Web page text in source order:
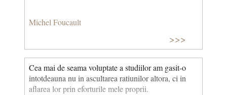
Michel Foucault
>>>
Cea mai de seama voluptate a studiilor am gasit-o
intotdeauna nu in ascultarea ratiunilor altora, ci in
aflarea lor prin eforturile mele proprii.